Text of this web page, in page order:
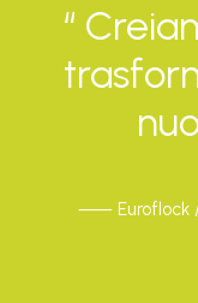
“
⸺ Euroflock //